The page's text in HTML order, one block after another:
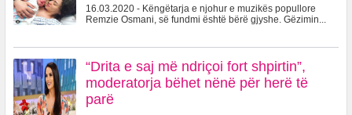
16.03.2020 - Këngëtarja e njohur e muzikës popullore
Remzie Osmani, së fundmi është bërë gjyshe. Gëzimin...
“Drita e saj më ndriçoi fort shpirtin”,
moderatorja bëhet nënë për herë të
parë